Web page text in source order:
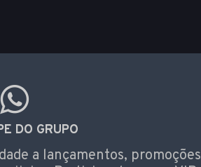
DO GRUPO
a lançamentos, promoções